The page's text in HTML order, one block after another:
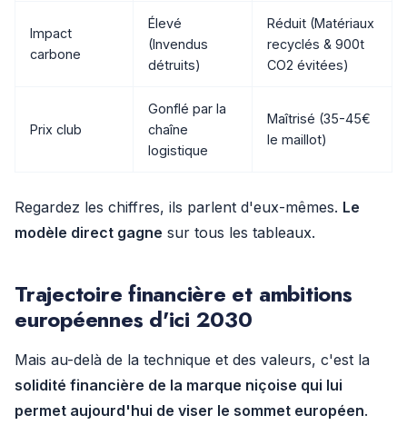
Impact
carbone
Élevé
(Invendus
détruits)
Réduit (Matériaux
recyclés & 900t
CO2 évitées)
Prix club
Gonflé par la
chaîne
logistique
Maîtrisé (35-45€
le maillot)
Regardez les chiffres, ils parlent d'eux-mêmes. Le
modèle direct gagne sur tous les tableaux.
Trajectoire financière et ambitions
européennes d'ici 2030
Mais au-delà de la technique et des valeurs, c'est la
solidité financière de la marque niçoise qui lui
permet aujourd'hui de viser le sommet européen.